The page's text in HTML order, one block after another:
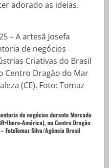
adorado as ideias.
de negócios durante Mercado
América), no Centro Dragão
FotoTomaz Silva/Agência Brasil